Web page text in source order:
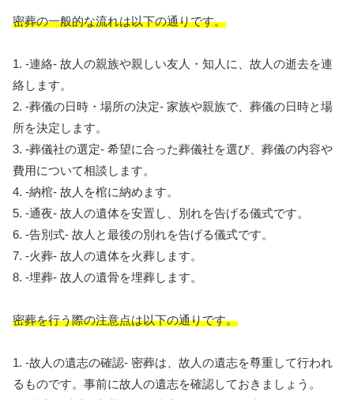
密葬の一般的な流れは以下の通りです。
1. -連絡- 故人の親族や親しい友人・知人に、故人の逝去を連
絡します。
2. -葬儀の日時・場所の決定- 家族や親族で、葬儀の日時と場
所を決定します。
3. -葬儀社の選定- 希望に合った葬儀社を選び、葬儀の内容や
費用について相談します。
4. -納棺- 故人を棺に納めます。
5. -通夜- 故人の遺体を安置し、別れを告げる儀式です。
6. -告別式- 故人と最後の別れを告げる儀式です。
7. -火葬- 故人の遺体を火葬します。
8. -埋葬- 故人の遺骨を埋葬します。
密葬を行う際の注意点は以下の通りです。
1. -故人の遺志の確認- 密葬は、故人の遺志を尊重して行われ
るものです。事前に故人の遺志を確認しておきましょう。